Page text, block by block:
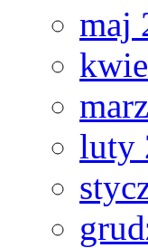
maj
luty